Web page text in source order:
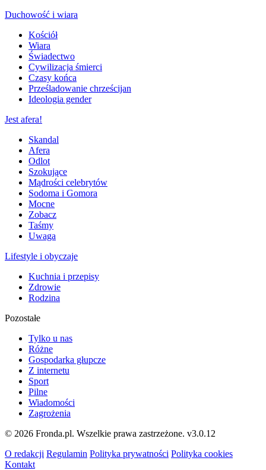
Duchowość i wiara
Kościół
Wiara
Świadectwo
Cywilizacja śmierci
Czasy końca
Prześladowanie chrześcijan
Ideologia gender
Jest afera!
Skandal
Afera
Odlot
Szokujące
Mądrości celebrytów
Sodoma i Gomora
Mocne
Zobacz
Taśmy
Uwaga
Lifestyle i obyczaje
Kuchnia i przepisy
Zdrowie
Rodzina
Pozostałe
Tylko u nas
Różne
Gospodarka głupcze
Z internetu
Sport
Pilne
Wiadomości
Zagrożenia
© 2026 Fronda.pl. Wszelkie prawa zastrzeżone. v3.0.12
O redakcji Regulamin Polityka prywatności Polityka cookies
Kontakt